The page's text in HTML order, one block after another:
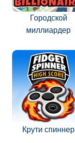
Городской
миллиардер
Крути спиннер